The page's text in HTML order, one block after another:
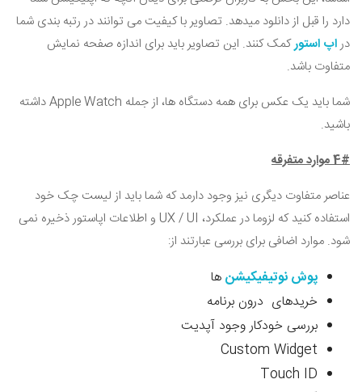
دارد را قبل از دانلود میدهد. تصاویر با کیفیت می توانند در رتبه بندی شما
دراپ استورکمک کنند. این تصاویر باید برای اندازه صفحه نمایش
متفاوت باشد.
شما باید یک عکس برای همه دستگاه ها، از جمله Apple Watchداشته
باشید.
4# موارد متفرقه
عناصر متفاوت دیگری نیز وجود دارمد که شما باید از لیست چک خود
استفاده کنید که لزوما در عملکرد، UX / UI و اطلاعات اپاستور ذخیره نمی
شود. موارد اضافی برای بررسی عبارتند از:
پوش نوتیفیکیشنها
خریدهای درون برنامه
بررسی خودکار وجود آپدیت
Custom Widget
Touch ID